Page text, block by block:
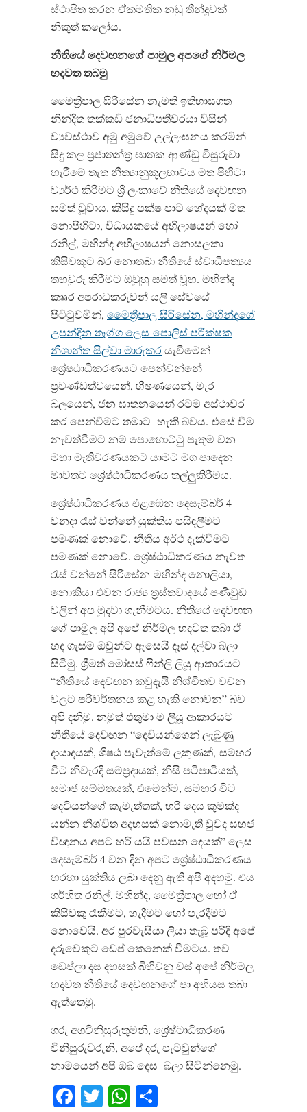
ස්ථාපිත කරන ඒකමතික නඩු තීන්දුවක්
නිකුත් කලෝය.
නීතියේදෙවඟනගේ පාමුලඅපගේනිර්මල
හදවතතබමු
මෛත්‍රිපාල සිරිසේන නැමති ඉතිහාසගත
නින්දිත තක්කඩි ජනාධිපතිවරයා විසින්
ව්‍යවස්ථාව අමු අමුවේ උල්ලංඝනය කරමින්
සිදු කල ප්‍රජාතන්ත්‍ර ඝාතක ආණ්ඩු විසුරුවා
හැරීමේ තැත නීත්‍යානුකූලභාවය මත පිහිටා
ව්‍යර්ථ කිරීමට ශ්‍රී ලංකාවේ නීතියේ දෙවඟන
සමත් වූවාය. කිසිදු පක්ෂ පාට භේදයක් මත
නොපිහිටා, විධායකයේ අභිලාෂයන් හෝ
රනිල්, මහින්ද අභිලාෂයන් නොසලකා
කිසිවකුට බර නොතබා නීතියේ ස්වාධිපත්‍යය
තහවුරු කිරීමට ඔවුහු සමත් වූහ. මහින්ද
කෲර අපරාධකරුවන් යලි සේවයේ
පිටිටුවමින්, මෛත්‍රීපාල සිරිසේන, මහින්දගේ
උපන්දින තෑග්ග ලෙස පොලිස් පරීක්ෂක
නිශාන්ත සිල්වා මාරුකරයැවීමෙන්
ශ්‍රේෂඨාධිකරණයට පෙන්වන්නේ
ප්‍රචණ්ඩත්වයෙන්, භීෂණයෙන්, මැර
බලයෙන්, ජන ඝාතනයෙන් රටම අස්ථාවර
කර පෙන්වීමට තමාට හැකි බවය. එසේ වීම
නැවත්වීමට නම් පොහොට්ටු පැතුම වන
මහා මැතිවරණයකට යාමට මග පාදෙන
මාවතට ශ්‍රේෂ්ඨාධිකරණය තල්ලුකිරීමය.
ශ්‍රේෂ්ඨාධිකරණය එළඹෙන දෙසැම්බර් 4
වනදා රැස් වන්නේ යුක්තිය පසිඳලීමට
පමණක් නොවේ. නීතිය අර්ථ දැක්වීමට
පමණක් නොවේ. ශ්‍රේෂ්ඨාධිකරණය නැවත
රැස් වන්නේ සිරිසේන-මහින්ද නොලියා,
නොකියා එවන රාජ්‍ය ත්‍රස්තවාදයේ පණිවුඩ
වලින් අප මුදවා ගැනීමටය. නීතියේ දෙවඟන
ගේ පාමුල අපි අපේ නිර්මල හදවත තබා ඒ
හද ගැස්ම ඔවුන්ට ඇසෙයි දෑස් දල්වා බලා
සිටිමු. ශ්‍රීමත් මෝසස් ෆින්ලි ලියූ ආකාරයට
“නීතියේ දෙවඟන කවුදැයි නිශ්චිතව වචන
වලට පරිවර්තනය කළ හැකි නොවන” බව
අපි දනිමු. නමුත් එතුමා ම ලියූ ආකාරයට
නීතියේ දෙවඟන “දෙවියන්ගෙන් ලැබුණු
දායාදයක්, ශිෂඨ පැවැත්මේ ලකුණක්, සමහර
විට නිවැරදි සම්ප්‍රදායක්, නිසි පටිපාටියක්,
සමාජ සම්මතයක්, එමෙන්ම, සමහර විට
දෙවියන්ගේ කැමැත්තක්, හරි දෙය කුමක්ද
යන්න නිශ්චිත අදහසක් නොමැති වුවද සහජ
විඥානය අපට හරි යයි පවසන දෙයක්” ලෙස
දෙසැම්බර් 4 වන දින අපට ශ්‍රේෂ්ඨාධිකරණය
හරහා යුක්තිය ලබා දෙනු ඇති අපි අදහමු. එය
ගර්භිත රනිල්, මහින්ද, මෛත්‍රීපාල හෝ ඒ
කිසිවකු රැකීමට, හැදීමට හෝ පැරදීමට
නොවෙයි. අර පුරවැසියා ලියා තැබූ පරිදි අපේ
දරුවෙකුට ඩෙප් කෙනෙක් වීමටය. තව
ඩෙප්ලා දස දහසක් බිහිවනු වස් අපේ නිර්මල
හදවත නීතියේ දෙවඟනගේ පා අභියස තබා
ඇත්තෙමු.
ගරු අගවිනිසුරුතුමනි, ශ්‍රේෂ්ටාධිකරණ
විනිසුරුවරුනි, අපේ දරු පැටවුන්ගේ
නාමයෙන් අපි ඔබ දෙස බලා සිටින්නෙමු.
Facebook
TwitterWhatsApp